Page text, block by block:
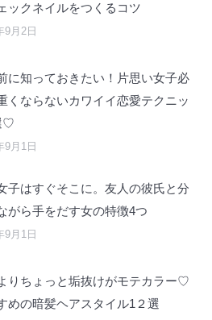
ックネイルをつくるコツ
9月2日
に知っておきたい！片思い女子必
くならないカワイイ恋愛テクニッ
♡
9月1日
子はすぐそこに。友人の彼氏と分
がら手をだす女の特徴4つ
9月1日
りちょっと垢抜けがモテカラー♡
めの暗髪ヘアスタイル1２選